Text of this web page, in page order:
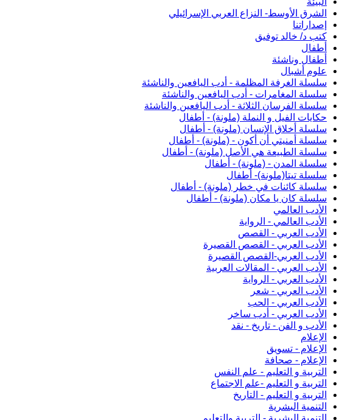
الشرق الأوسط- النزاع العربي الإسرائيلي
إصداراتنا
كتب د/ خالد توفيق
أطفال
أطفال وناشئة
علوم أشبال
سلسلة الغرفة المظلمة - أدب اليافعين والناشئة
سلسلة المغامرات - أدب اليافعين والناشئة
سلسلة الفرسان الثلاثة - أدب اليافعين والناشئة
حكايات الفيل و النملة (ملونة) - أطفال
سلسلة أخلاق الإنسان (ملونة) - أطفال
سلسلة أمنيتي أن أكون - (ملونة) - أطفال
سلسلة الطبيعة هي الأصل (ملونة) - أطفال
سلسلة المدن - (ملونة) - أطفال
سلسلة تيتا(ملونة)- أطفال
سلسلة كائنات في خطر (ملونة) - أطفال
سلسلة كان يا مكان (ملونة) - أطفال
الأدب العالمي
الأدب العالمي - الرواية
الأدب العربي - القصص
الأدب العربي - القصص القصيرة
الأدب العربي-القصص القصيرة
الأدب العربي - المقالات العربية
الأدب العربي - الرواية
الأدب العربي - شعر
الأدب العربي - الحب
الأدب العربي - أدب ساخر
الأدب و الفن - تاريخ - نقد
الإعلام
الإعلام - تسويق
الإعلام - صحافة
التربية و التعليم - علم النفس
التربية و التعليم -علم الاجتماع
التربية و التعليم - التاريخ
التنمية البشرية
التنمية البشرية - التربية والتعليم